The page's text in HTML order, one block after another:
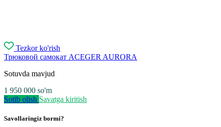
Tezkor ko'rish
Трюковой самокат ACEGER AURORA
Sotuvda mavjud
1 950 000 so'm
Sotib olish Savatga kiritish
Savollaringiz bormi?